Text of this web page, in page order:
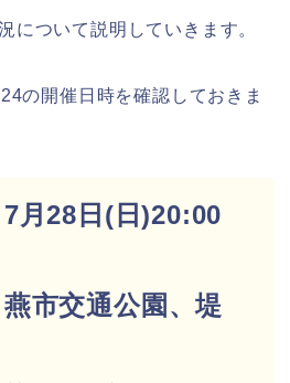
について説明していきます。
の開催日時を確認しておきま
7月28日(日)20:00
燕市交通公園、堤